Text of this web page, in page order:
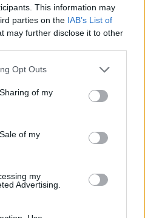
This information may
parties on the IAB’s List of
may further disclose it to other
Opt Outs
of my
of my
my
Advertising.
Καλαμάτας –
(video)